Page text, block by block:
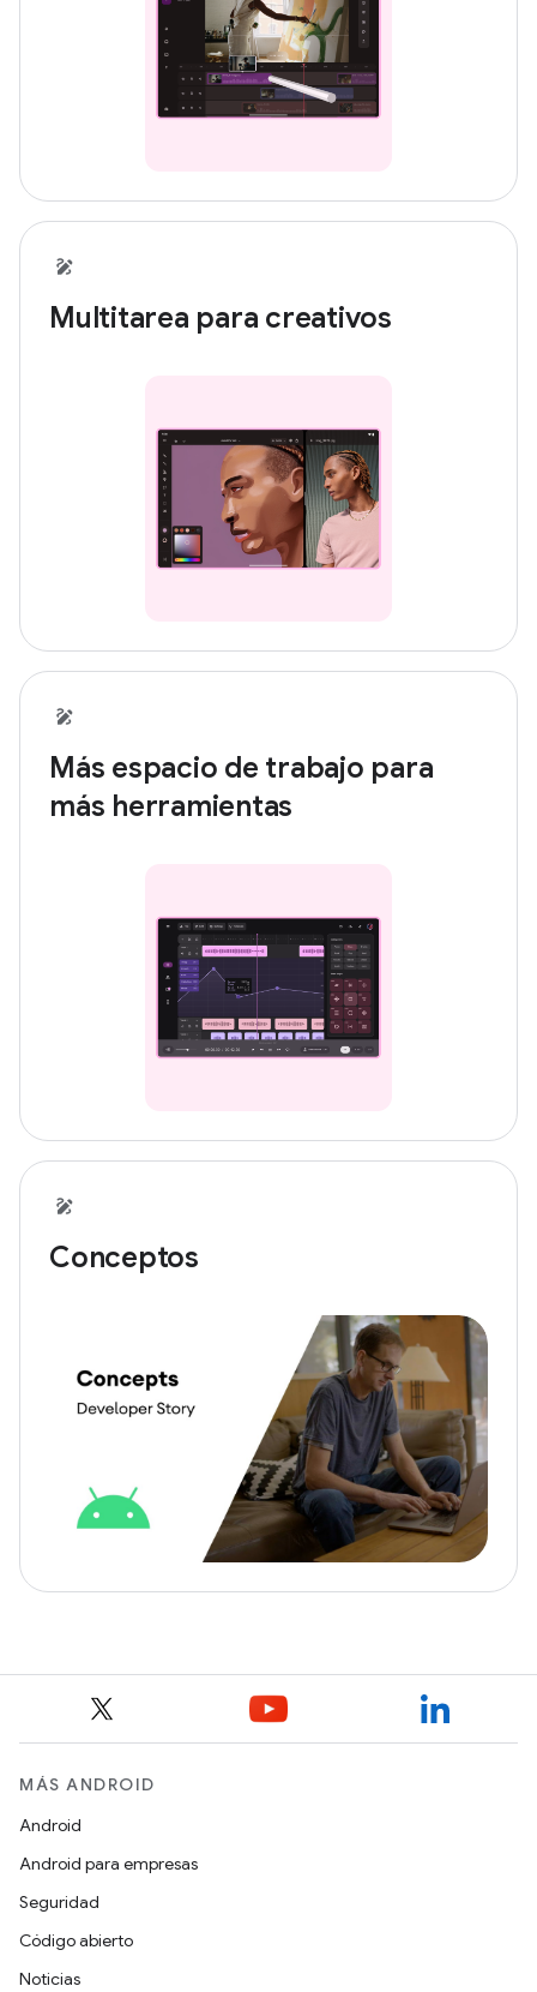
Multitarea para creativos
Más espacio de trabajo para
más herramientas
Conceptos
MÁS ANDROID
Android
Android para empresas
Seguridad
Código abierto
Noticias